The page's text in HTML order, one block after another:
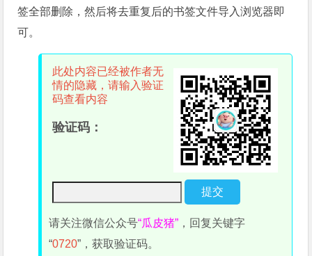
签全部删除，然后将去重复后的书签文件导入浏览器即
可。
此处内容已经被作者无
情的隐藏，请输入验证
码查看内容
验证码：
请关注微信公众号“瓜皮猪” ，回复关键字
“0720”，获取验证码。